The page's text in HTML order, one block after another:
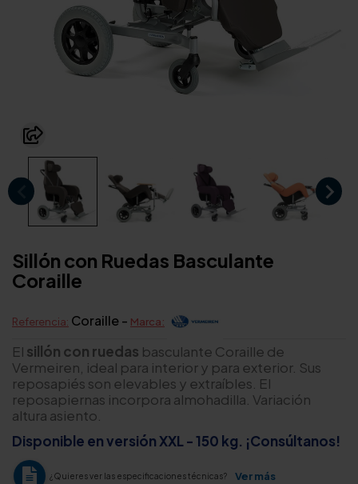
Sillón con Ruedas Basculante
Coraille
Referencia: Coraille - Marca:
El sillón con ruedas basculante Coraille de
Vermeiren, ideal para interior y para exterior. Sus
reposapiés son elevables y extraíbles. El
reposapiernas incorpora almohadilla. Variación
altura asiento.
Disponible en versión XXL - 150 kg. ¡Consúltanos!
¿Quieres ver las especificaciones técnicas? Ver más